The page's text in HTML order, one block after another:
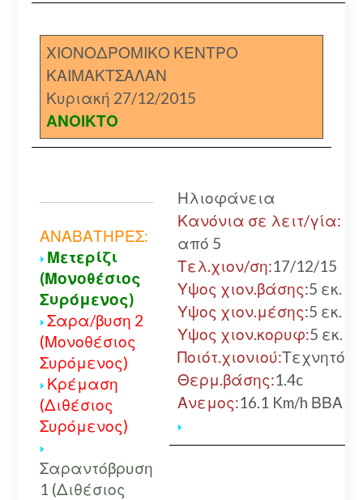
ΧΙΟΝΟΔΡΟΜΙΚΟ ΚΕΝΤΡΟ
ΚΑΙΜΑΚΤΣΑΛΑΝ
Κυριακή 27/12/2015
ΑΝΟΙΚΤΟ
ΑΝΑΒΑΤΗΡΕΣ:
Μετερίζι
(Μονοθέσιος
Συρόμενος)
Σαρα/βυση 2
(Μονοθέσιος
Συρόμενος)
Κρέμαση
(Διθέσιος
Συρόμενος)
Σαραντόβρυση
1 (Διθέσιος
Ηλιοφάνεια
Κανόνια σε λειτ/γία:
από 5
Τελ.χιον/ση:17/12/15
Υψος χιον.βάσης:5 εκ.
Υψος χιον.μέσης:5 εκ.
Υψος χιον.κορυφ:5 εκ.
Ποιότ.χιονιού:Τεχνητό
Θερμ.βάσης:1.4c
Ανεμος:16.1 Km/h ΒΒΑ